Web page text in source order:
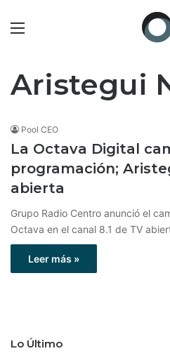
Aristegui
Pool CEO
La Octava Digital
programación;
abierta
Grupo Radio Centro anunció el
Octava en el canal 8.1 de TV
Leer más »
Lo Último